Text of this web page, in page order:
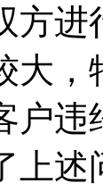
方进
大
户违
上述